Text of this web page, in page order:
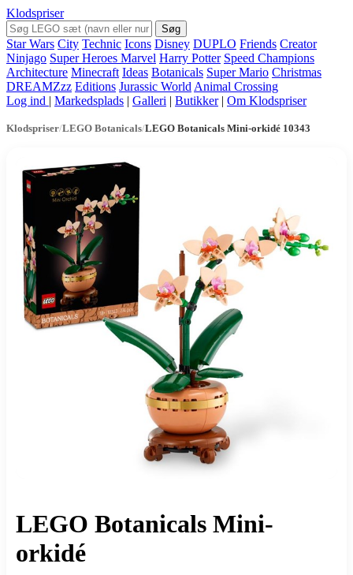
Klodspriser
Søg
Star Wars City Technic Icons Disney DUPLO Friends Creator
Ninjago Super Heroes Marvel Harry Potter Speed Champions
Architecture Minecraft Ideas Botanicals Super Mario Christmas
DREAMZzz Editions Jurassic World Animal Crossing
Log ind | Markedsplads | Galleri | Butikker | Om Klodspriser
Klodspriser/LEGO Botanicals/LEGO Botanicals Mini-orkidé 10343
LEGO Botanicals Mini-
orkidé